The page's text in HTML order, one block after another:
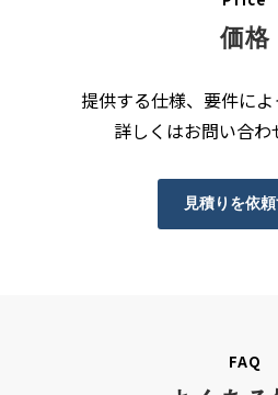
価格
提供する仕様、要件によ
詳しくはお問い合わ
見積りを依
FAQ